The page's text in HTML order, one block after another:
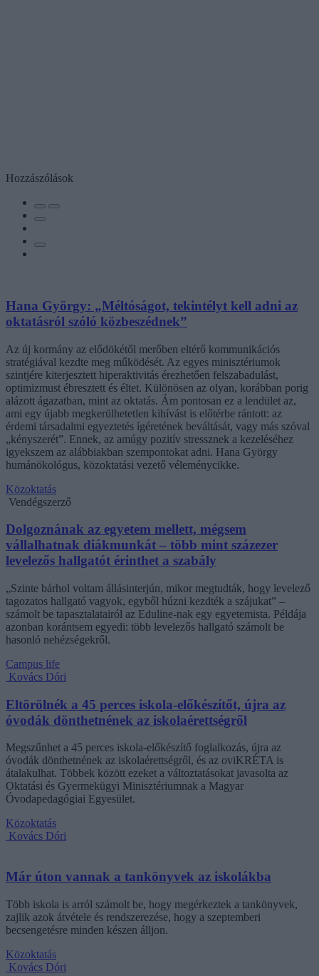
Hozzászólások
Hana György: „Méltóságot, tekintélyt kell adni az
oktatásról szóló közbeszédnek”
Az új kormány az elődökétől merőben eltérő kommunikációs
stratégiával kezdte meg működését. Az egyes minisztériumok
szintjére kiterjesztett hiperaktivitás érezhetően felszabadulást,
optimizmust ébresztett és éltet. Különösen az olyan, korábban porig
alázott ágazatban, mint az oktatás. Ám pontosan ez a lendület az,
ami egy újabb megkerülhetetlen kihívást is előtérbe rántott: az
érdemi társadalmi egyeztetés ígéretének beváltását, vagy más szóval
„kényszerét”. Ennek, az amúgy pozitív stressznek a kezeléséhez
igyekszem az alábbiakban szempontokat adni. Hana György
humánökológus, közoktatási vezető véleménycikke.
Közoktatás
Vendégszerző
Dolgoznának az egyetem mellett, mégsem
vállalhatnak diákmunkát – több mint százezer
levelezős hallgatót érinthet a szabály
„Szinte bárhol voltam állásinterjún, mikor megtudták, hogy levelező
tagozatos hallgató vagyok, egyből húzni kezdték a szájukat” –
számolt be tapasztalatairól az Eduline-nak egy egyetemista. Példája
azonban korántsem egyedi: több levelezős hallgató számolt be
hasonló nehézségekről.
Campus life
Kovács Dóri
Eltörölnék a 45 perces iskola-előkészítőt, újra az
óvodák dönthetnének az iskolaérettségről
Megszűnhet a 45 perces iskola-előkészítő foglalkozás, újra az
óvodák dönthetnének az iskolaérettségről, és az oviKRÉTA is
átalakulhat. Többek között ezeket a változtatásokat javasolta az
Oktatási és Gyermekügyi Minisztériumnak a Magyar
Óvodapedagógiai Egyesület.
Közoktatás
Kovács Dóri
Már úton vannak a tankönyvek az iskolákba
Több iskola is arról számolt be, hogy megérkeztek a tankönyvek,
zajlik azok átvétele és rendszerezése, hogy a szeptemberi
becsengetésre minden készen álljon.
Közoktatás
Kovács Dóri